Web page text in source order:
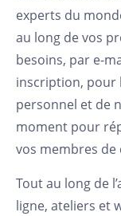
experts du
au long de vos
besoins, par e-
inscription, pour
personnel et de
moment pour
vos membres de
Tout au long de
ligne, ateliers et